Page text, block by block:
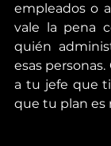
empleados o
vale la pena
quién
esas
a tu jefe que
que tu plan es